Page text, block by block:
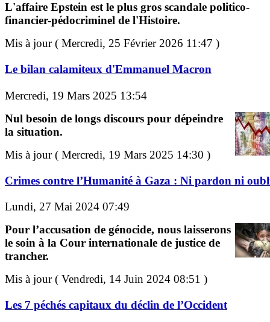
L'affaire Epstein est le plus gros scandale politico-
financier-pédocriminel de l'Histoire.
Mis à jour ( Mercredi, 25 Février 2026 11:47 )
Le bilan calamiteux d'Emmanuel Macron
Mercredi, 19 Mars 2025 13:54
Nul besoin de longs discours pour dépeindre
la situation.
Mis à jour ( Mercredi, 19 Mars 2025 14:30 )
Crimes contre l’Humanité à Gaza : Ni pardon ni
Lundi, 27 Mai 2024 07:49
Pour l’accusation de génocide, nous laisserons
le soin à la Cour internationale de justice de
trancher.
Mis à jour ( Vendredi, 14 Juin 2024 08:51 )
Les 7 péchés capitaux du déclin de l’Occident